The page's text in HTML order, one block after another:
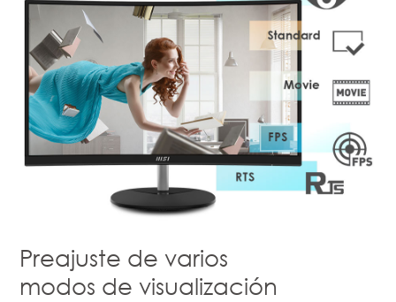
Preajuste de varios
modos de visualización